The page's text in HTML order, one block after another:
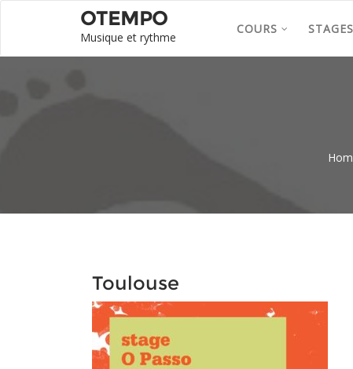
OTEMPO
Musique et rythme
COURS STAGES
Toulouse